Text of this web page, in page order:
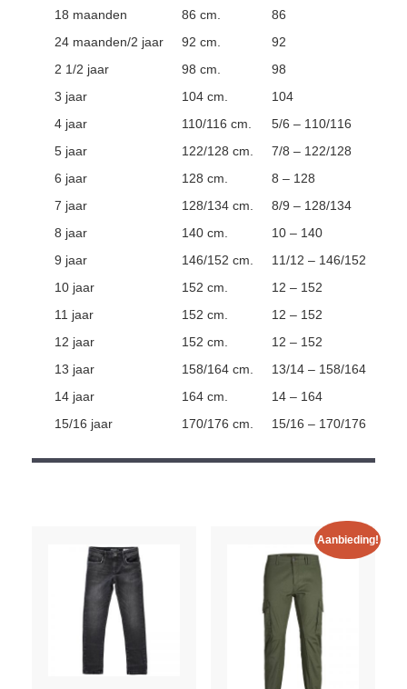
18 maanden 86 cm.
86
24 maanden/2 jaar
92 cm.
92
2 1/2 jaar
98 cm.
98
3 jaar
104 cm.
104
4 jaar
110/116 cm.
5/6 – 110/116
5 jaar
122/128 cm.
7/8 – 122/128
6 jaar
128 cm.
8 – 128
7 jaar
128/134 cm.
8/9 – 128/134
8 jaar
140 cm.
10 – 140
9 jaar
146/152 cm.
11/12 – 146/152
10 jaar
152 cm.
12 – 152
11 jaar
152 cm.
12 – 152
12 jaar
152 cm.
12 – 152
13 jaar
158/164 cm.
13/14 – 158/164
14 jaar
164 cm.
14 – 164
15/16 jaar
170/176 cm. 15/16 – 170/176
Aanbieding!